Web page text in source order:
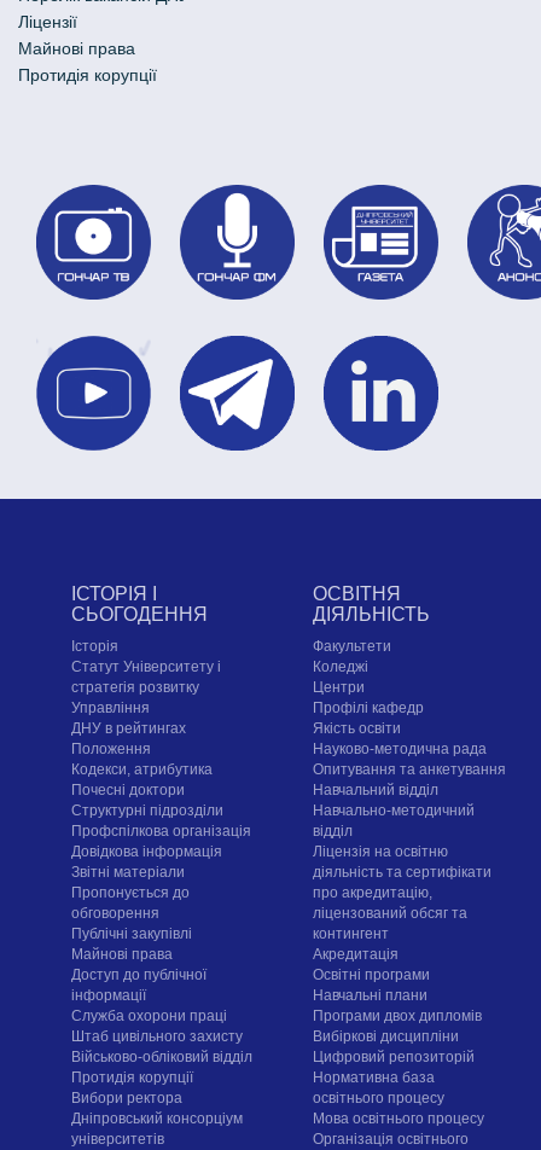
Ліцензії
Майнові права
Протидія корупції
ІСТОРІЯ І
СЬОГОДЕННЯ
Історія
Статут Університету і
стратегія розвитку
Управління
ДНУ в рейтингах
Положення
Кодекси, атрибутика
Почесні доктори
Структурні підрозділи
Профспілкова організація
Довідкова інформація
Звітні матеріали
Пропонується до
обговорення
Публічні закупівлі
Майнові права
Доступ до публічної
інформації
Служба охорони праці
Штаб цивільного захисту
Військово-обліковий відділ
Протидія корупції
Вибори ректора
Дніпровський консорціум
університетів
ОСВІТНЯ
ДІЯЛЬНІСТЬ
Факультети
Коледжі
Центри
Профілі кафедр
Якість освіти
Науково-методична рада
Опитування та анкетування
Навчальний відділ
Навчально-методичний
відділ
Ліцензія на освітню
діяльність та сертифікати
про акредитацію,
ліцензований обсяг та
контингент
Акредитація
Освітні програми
Навчальні плани
Програми двох дипломів
Вибіркові дисципліни
Цифровий репозиторій
Нормативна база
освітнього процесу
Мова освітнього процесу
Організація освітнього